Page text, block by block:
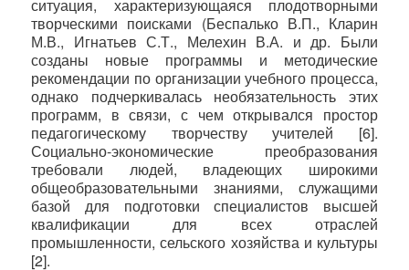
ситуация, характеризующаяся плодотворными
творческими поисками (Беспалько В.П., Кларин
М.В., Игнатьев С.Т., Мелехин В.А. и др. Были
созданы новые программы и методические
рекомендации по организации учебного процесса,
однако подчеркивалась необязательность этих
программ, в связи, с чем открывался простор
педагогическому творчеству учителей [6].
Социально-экономические преобразования
требовали людей, владеющих широкими
общеобразовательными знаниями, служащими
базой для подготовки специалистов высшей
квалификации для всех отраслей
промышленности, сельского хозяйства и культуры
[2].